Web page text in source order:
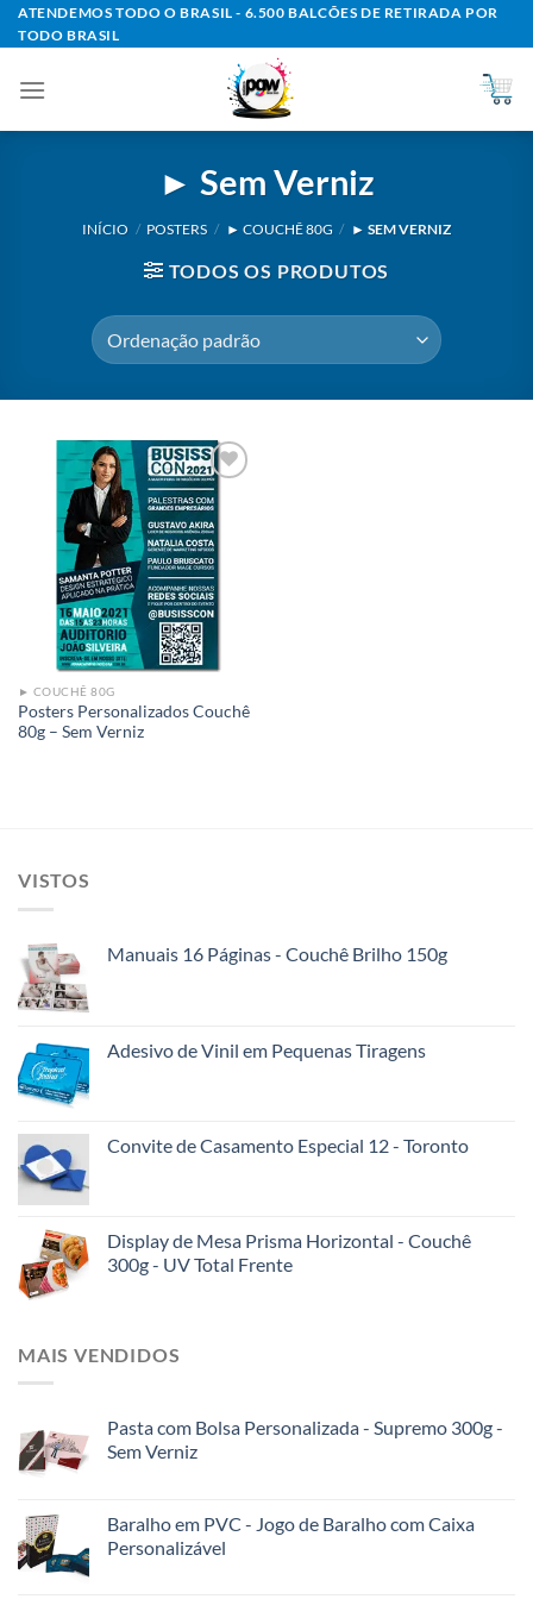
Skip
to
ATENDEMOS TODO O BRASIL - 6.500 BALCÕES DE RETIRADA POR
TODO BRASIL
► Sem Verniz
INÍCIO / POSTERS / ► COUCHÊ 80G / ► SEM VERNIZ
TODOS OS PRODUTOS
Add to
wishlist
► COUCHÊ 80G
Posters Personalizados Couchê
80g – Sem Verniz
VISTOS
Manuais 16 Páginas - Couchê Brilho 150g
Adesivo de Vinil em Pequenas Tiragens
Convite de Casamento Especial 12 - Toronto
Display de Mesa Prisma Horizontal - Couchê
300g - UV Total Frente
MAIS VENDIDOS
Pasta com Bolsa Personalizada - Supremo 300g -
Sem Verniz
Baralho em PVC - Jogo de Baralho com Caixa
Personalizável